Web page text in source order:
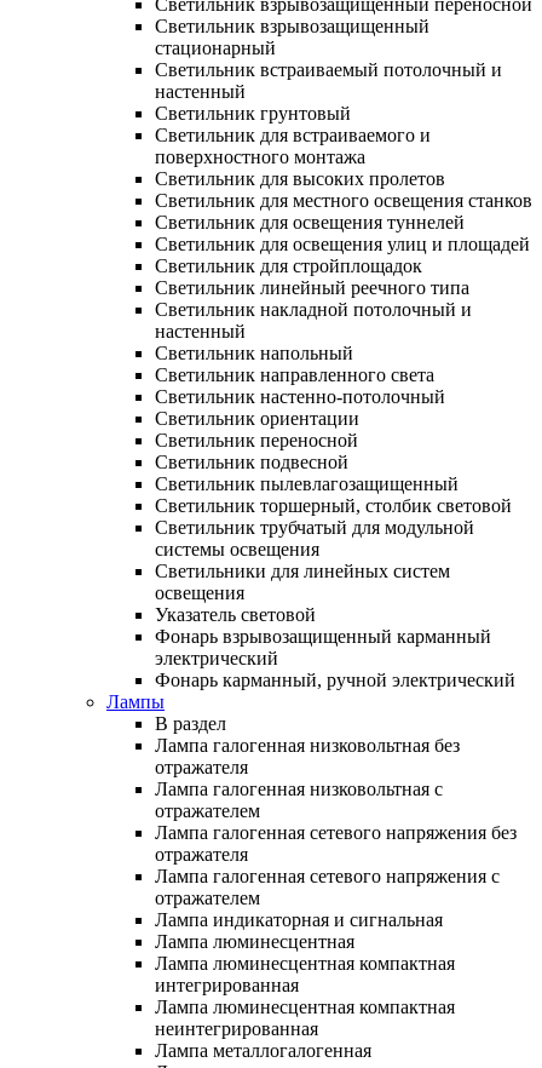
Светильник взрывозащищенный
стационарный
Светильник встраиваемый потолочный и
настенный
Светильник грунтовый
Светильник для встраиваемого и
поверхностного монтажа
Светильник для высоких пролетов
Светильник для местного освещения станков
Светильник для освещения туннелей
Светильник для освещения улиц и площадей
Светильник для стройплощадок
Светильник линейный реечного типа
Светильник накладной потолочный и
настенный
Светильник напольный
Светильник направленного света
Светильник настенно-потолочный
Светильник ориентации
Светильник переносной
Светильник подвесной
Светильник пылевлагозащищенный
Светильник торшерный, столбик световой
Светильник трубчатый для модульной
системы освещения
Светильники для линейных систем
освещения
Указатель световой
Фонарь взрывозащищенный карманный
электрический
Фонарь карманный, ручной электрический
Лампы
В раздел
Лампа галогенная низковольтная без
отражателя
Лампа галогенная низковольтная с
отражателем
Лампа галогенная сетевого напряжения без
отражателя
Лампа галогенная сетевого напряжения с
отражателем
Лампа индикаторная и сигнальная
Лампа люминесцентная
Лампа люминесцентная компактная
интегрированная
Лампа люминесцентная компактная
неинтегрированная
Лампа металлогалогенная